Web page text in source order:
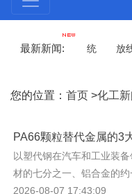
最新新闻:
液收集的完整系统 放线
您的位置： 首页 >化工新
PA66颗粒替代金属的3
以塑代钢在汽车和工业装
材的七分之一、铝合金的
为减重降本的热门
2026-08-07 17:43:09